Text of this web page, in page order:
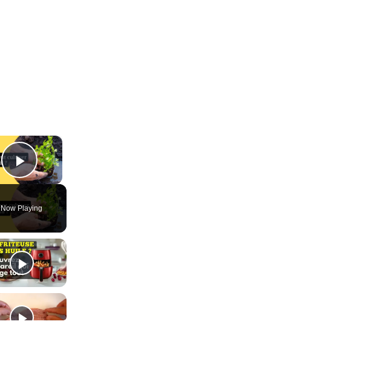
×
Play Video
Now Playing